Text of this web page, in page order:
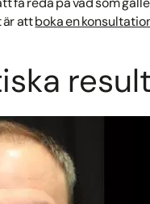
attboka en